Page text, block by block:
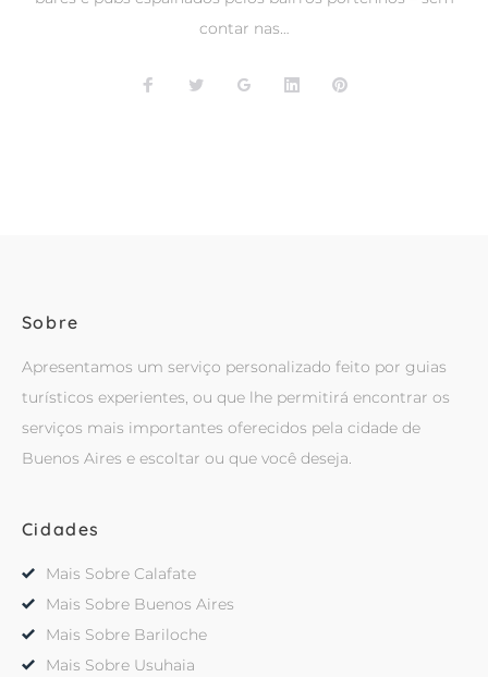
contar nas…
FacebookTwitter Google+LinkedInPinterest
Sobre
Apresentamos um serviço personalizado feito por guias
turísticos experientes, ou que lhe permitirá encontrar os
serviços mais importantes oferecidos pela cidade de
Buenos Aires e escoltar ou que você deseja.
Cidades
Mais Sobre Calafate
Mais Sobre Buenos Aires
Mais Sobre Bariloche
Mais Sobre Usuhaia